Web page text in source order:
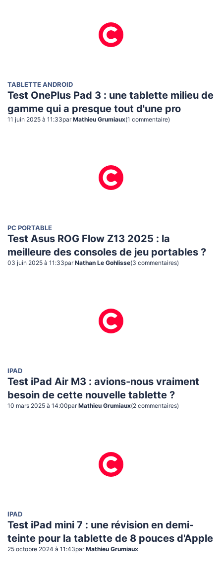
TABLETTE ANDROID
Test OnePlus Pad 3 : une tablette milieu de
gamme qui a presque tout d'une pro
11 juin 2025 à 11:33par Mathieu Grumiaux(1 commentaire)
PC PORTABLE
Test Asus ROG Flow Z13 2025 : la
meilleure des consoles de jeu portables ?
03 juin 2025 à 11:33par Nathan Le Gohlisse(3 commentaires)
IPAD
Test iPad Air M3 : avions-nous vraiment
besoin de cette nouvelle tablette ?
10 mars 2025 à 14:00par Mathieu Grumiaux(2 commentaires)
IPAD
Test iPad mini 7 : une révision en demi-
teinte pour la tablette de 8 pouces d'Apple
25 octobre 2024 à 11:43par Mathieu Grumiaux